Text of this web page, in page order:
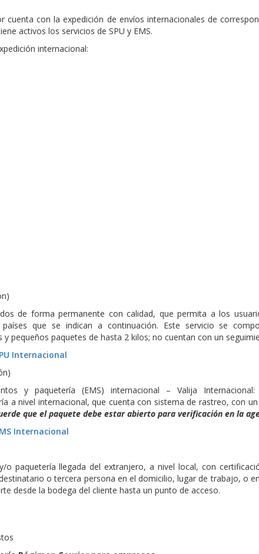
cuenta con la expedición de envíos internacionales de
activos los servicios de SPU y EMS.
internacional:
de forma permanente con calidad, que permita a los
que se indican a continuación. Este servicio se
pequeños paquetes de hasta 2 kilos; no cuentan con un
Internacional
y paquetería (EMS) internacional – Valija
a nivel internacional, que cuenta con sistema de rastreo, con
que el paquete debe estar abierto para verificación en la
Internacional
o paquetería llegada del extranjero, a nivel local, con
o tercera persona en el domicilio, lugar de trabajo, o
desde la bodega del cliente hasta un punto de acceso.